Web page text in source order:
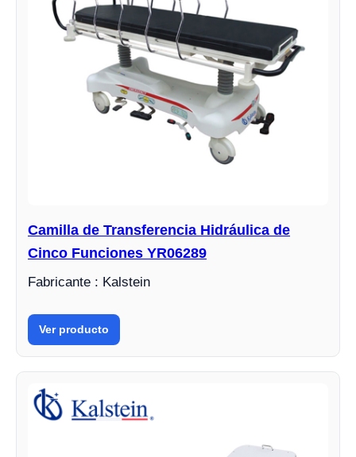
Camilla de Transferencia Hidráulica de
Cinco Funciones YR06289
Fabricante : Kalstein
Ver producto